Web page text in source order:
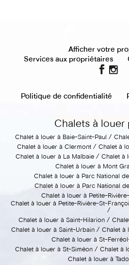
Afficher votre
Services aux propriétaires
Politique de confidentialité
Chalets à louer
Chalet à louer à Baie-Saint-Paul
Chalet à louer à Clermont
Chalet à
Chalet à louer à La Malbaie
Chalet à
Chalet à louer à Mont
Chalet à louer à Parc National
Chalet à louer à Parc National
Chalet à louer à Petite-
Chalet à louer à Petite-Rivière-St-
Chalet à louer à Saint-Hilarion
Chalet à louer à Saint-Urbain
Chalet à
Chalet à louer à St-
Chalet à louer à St-Siméon
Chalet à
Chalet à louer à